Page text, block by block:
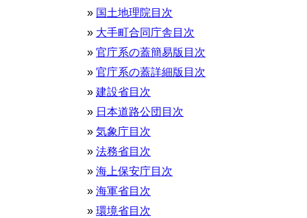
国土地理院目次
大手町合同庁舎目次
官庁系の蓋簡易版目次
官庁系の蓋詳細版目次
建設省目次
日本道路公団目次
気象庁目次
法務省目次
海上保安庁目次
海軍省目次
環境省目次